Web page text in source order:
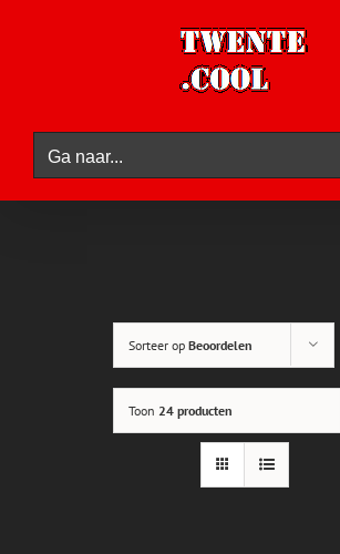
Ga naar...
Sorteer op Beoordelen
Toon 24 producten